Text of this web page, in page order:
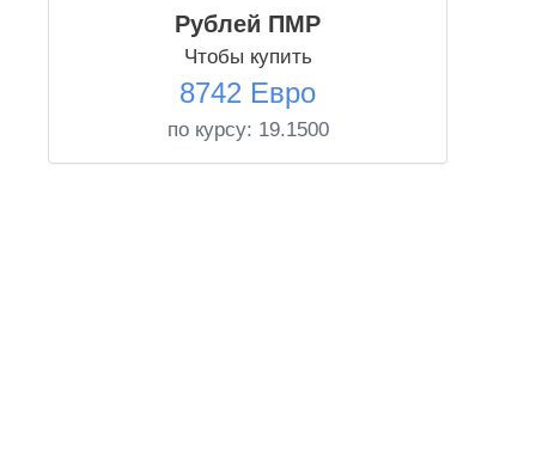
Рублей ПМР
Чтобы купить
8742 Евро
по курсу: 19.1500